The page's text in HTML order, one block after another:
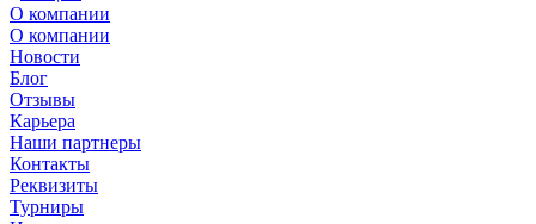
О компании
О компании
Новости
Блог
Отзывы
Карьера
Наши партнеры
Контакты
Реквизиты
Турниры